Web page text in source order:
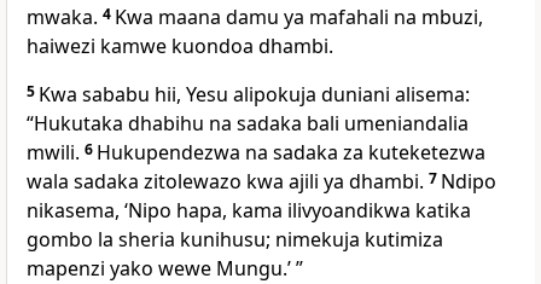
mwaka. 4 Kwa maana damu ya mafahali na mbuzi,
haiwezi kamwe kuondoa dhambi.
5 Kwa sababu hii, Yesu alipokuja duniani alisema:
“Hukutaka dhabihu na sadaka bali umeniandalia
mwili. 6 Hukupendezwa na sadaka za kuteketezwa
wala sadaka zitolewazo kwa ajili ya dhambi. 7 Ndipo
nikasema, ‘Nipo hapa, kama ilivyoandikwa katika
gombo la sheria kunihusu; nimekuja kutimiza
mapenzi yako wewe Mungu.’ ”